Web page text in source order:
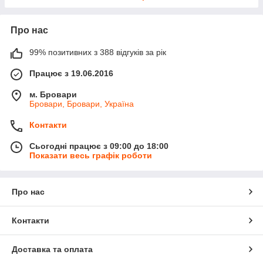
Про нас
99% позитивних з 388 відгуків за рік
Працює з 19.06.2016
м. Бровари
Бровари, Бровари, Україна
Контакти
Сьогодні працює з 09:00 до 18:00
Показати весь графік роботи
Про нас
Контакти
Доставка та оплата